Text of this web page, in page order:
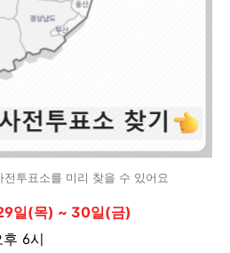
투표소를 미리 찾을 수 있어요
일(목) ~ 30일(금)
6시